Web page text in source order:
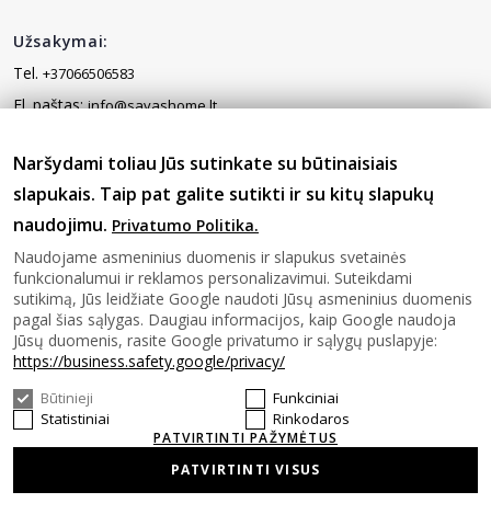
Užsakymai:
Tel. +37066506583
El. paštas:info@savashome.lt
Informacija
Svetainės žemėlapis
Gaukite naujausius pasiūlymus pirmi!
Sutinku suprivatumo politika
Naršydami toliau Jūs sutinkate su būtinaisiais
slapukais. Taip pat galite sutikti ir su kitų slapukų
naudojimu. Privatumo Politika.
Naudojame asmeninius duomenis ir slapukus svetainės
funkcionalumui ir reklamos personalizavimui. Suteikdami
sutikimą, Jūs leidžiate Google naudoti Jūsų asmeninius duomenis
pagal šias sąlygas. Daugiau informacijos, kaip Google naudoja
Jūsų duomenis, rasite Google privatumo ir sąlygų puslapyje:
https://business.safety.google/privacy/
Būtinieji
Funkciniai
Statistiniai
Rinkodaros
PATVIRTINTI PAŽYMĖTUS
PATVIRTINTI VISUS